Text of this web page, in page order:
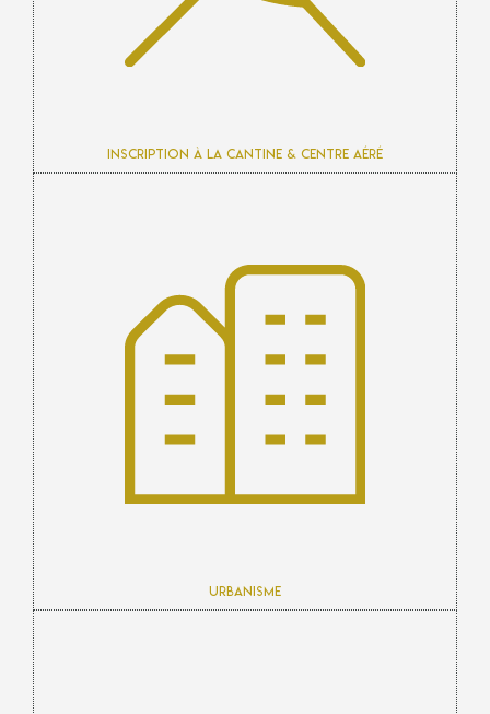
Inscription à la cantine & centre aéré
Urbanisme